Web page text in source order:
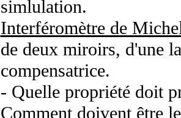
simlulation.
Interféromètre de
de deux miroirs, d'une
compensatrice.
- Quelle propriété doit
Comment doivent être